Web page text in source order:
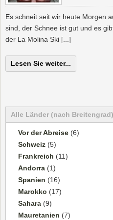
Es schneit seit wir heute Morgen
sind, der Schnee ist gut und es
der La Molina Ski [...]
Lesen Sie weiter...
Alle Länder (nach Breitengrad)
Vor der Abreise (6)
Schweiz (5)
Frankreich (11)
Andorra (1)
Spanien (16)
Marokko (17)
Sahara (9)
Mauretanien (7)